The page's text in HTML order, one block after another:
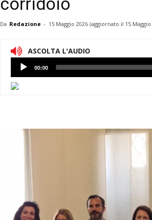
corridoio
Da Redazione - 15 Maggio 2026 (aggiornato il 15
ASCOLTA L'AUDIO
Lettore
Audio
00:00